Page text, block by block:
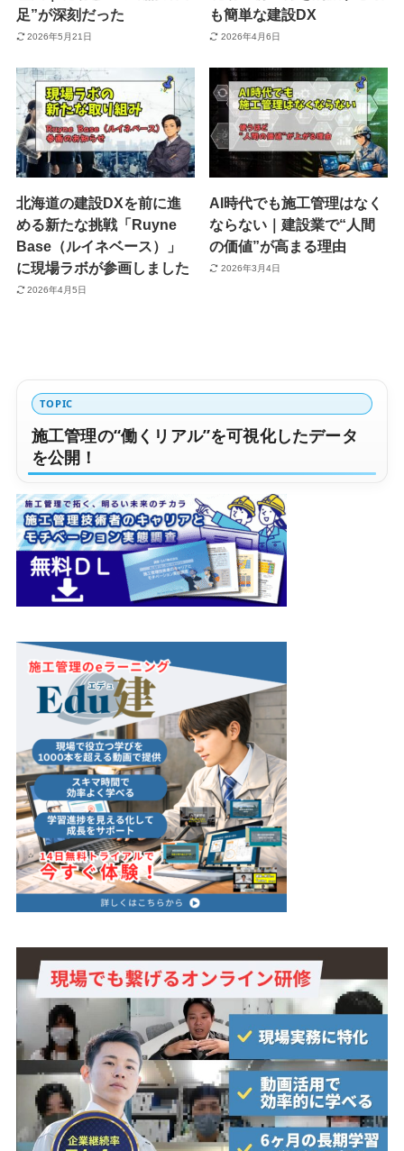
足”が深刻だった
2026年5月21日
も簡単な建設DX
2026年4月6日
北海道の建設DXを前に進
める新たな挑戦「Ruyne
Base（ルイネベース）」
に現場ラボが参画しました
2026年4月5日
AI時代でも施工管理はなく
ならない｜建設業で“人間
の価値”が高まる理由
2026年3月4日
TOPIC
施工管理の“働くリアル”を可視化したデータ
を公開！